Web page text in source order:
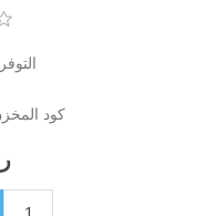
كود